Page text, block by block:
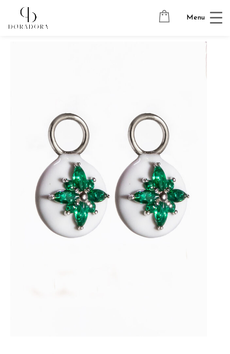
Menu
Avaleht Kõrvarõngaste ripatsid
→ STAR
DELUXE